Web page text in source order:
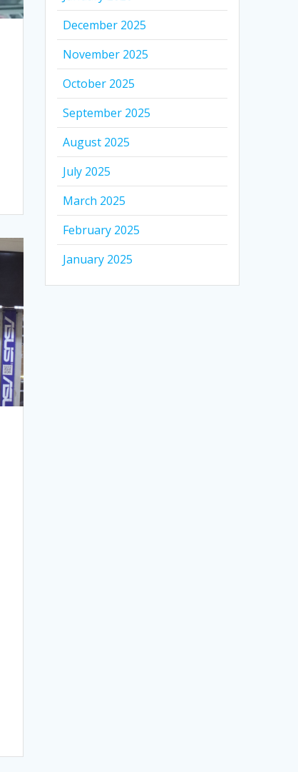
December 2025
November 2025
October 2025
September 2025
August 2025
July 2025
March 2025
February 2025
January 2025